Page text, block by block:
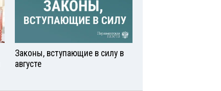
Законы, вступающие в силу в
августе